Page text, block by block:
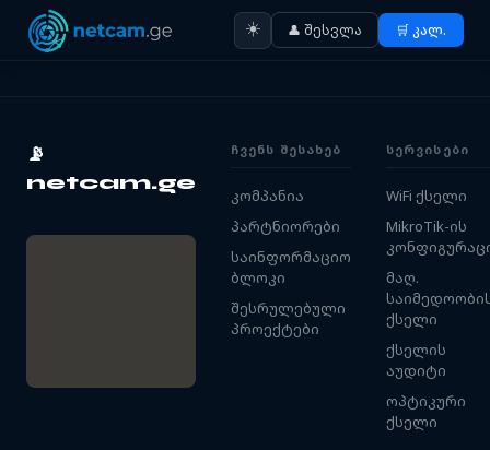
☀️ 👤 შესვლა 🛒 კალ.
📡
netcam.ge
ᲩᲕᲔᲜᲡ ᲨᲔᲡᲐᲮᲔᲑ
კომპანია
პარტნიორები
საინფორმაციო
ბლოკი
შესრულებული
პროექტები
ᲡᲔᲠᲕᲘᲡᲔᲑᲘ
WiFi ქსელი
MikroTik-ის
მაღ.
ქსელი
ქსელის
აუდიტი
ოპტიკური
ქსელი